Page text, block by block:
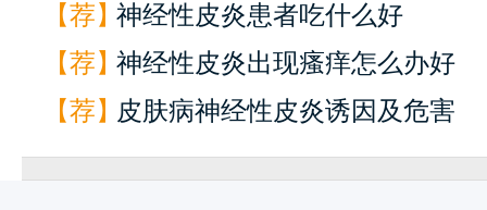
【荐】神经性皮炎患者吃什么好
【荐】神经性皮炎出现瘙痒怎么办好
【荐】皮肤病神经性皮炎诱因及危害
快
1